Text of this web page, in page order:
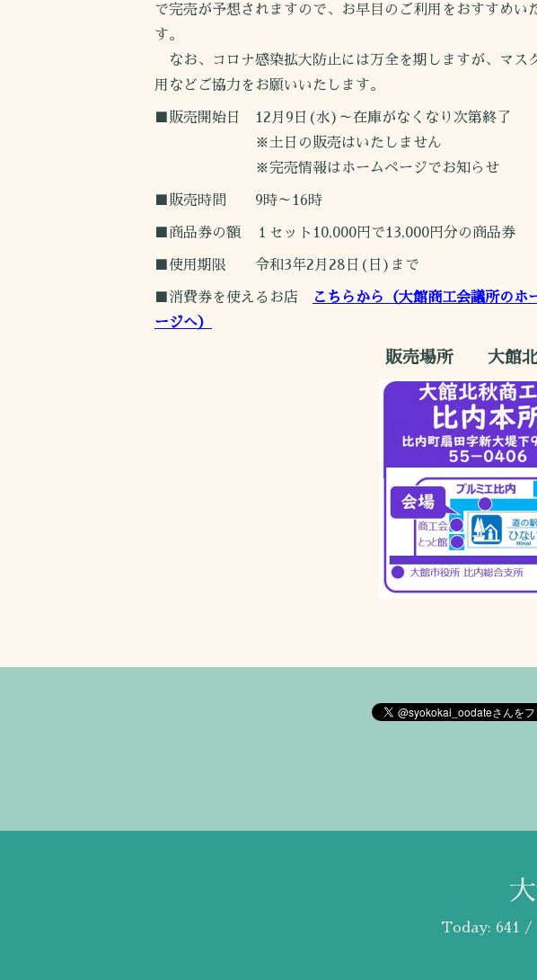
で完売が予想されますので、お早目のご利用をおすすめい
す。
なお、コロナ感染拡大防止には万全を期しますが、マス
用などご協力をお願いいたします。
■販売開始日 12月9日(水)～在庫がなくなり次第終了
※土日の販売はいたしません
※完売情報はホームページでお知らせ
■販売時間 9時～16時
■商品券の額 １セット10,000円で13,000円分の商品券
■使用期限 令和3年2月28日(日)まで
■消費券を使えるお店
こちらから（大館商工会議所のホ
ージへ）
販売場所 大館北
Today: 641 /